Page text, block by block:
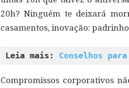
20h? Ninguém te deixará
casamentos, inovação:
Leia mais: Conselhos
Compromissos corporativos